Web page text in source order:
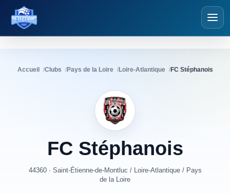
Détections Foot
Accueil Clubs Pays de la Loire Loire-Atlantique FC Stéphanois
FC Stéphanois
44360 · Saint-Étienne-de-Montluc / Loire-Atlantique/ Pays
de la Loire